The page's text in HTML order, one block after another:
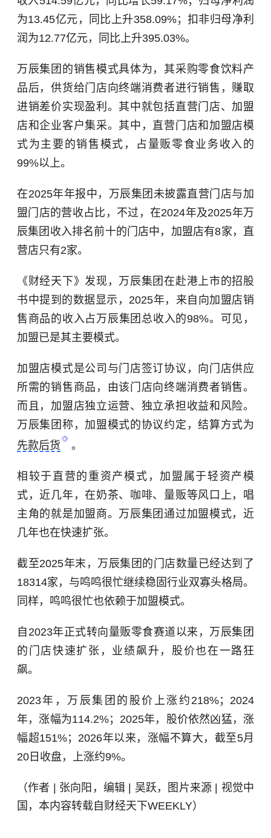
为13.45亿元，同比上升358.09%；扣非归母净利
润为12.77亿元，同比上升395.03%。
万辰集团的销售模式具体为，其采购零食饮料产
品后，供货给门店向终端消费者进行销售，赚取
进销差价实现盈利。其中就包括直营门店、加盟
店和企业客户集采。其中，直营门店和加盟店模
式为主要的销售模式，占量贩零食业务收入的
99%以上。
在2025年年报中，万辰集团未披露直营门店与加
盟门店的营收占比，不过，在2024年及2025年万
辰集团收入排名前十的门店中，加盟店有8家，直
营店只有2家。
《财经天下》发现，万辰集团在赴港上市的招股
书中提到的数据显示，2025年，来自向加盟店销
售商品的收入占万辰集团总收入的98%。可见，
加盟已是其主要模式。
加盟店模式是公司与门店签订协议，向门店供应
所需的销售商品，由该门店向终端消费者销售。
而且，加盟店独立运营、独立承担收益和风险。
万辰集团称，加盟模式的协议约定，结算方式为
先款后货
。
相较于直营的重资产模式，加盟属于轻资产模
式，近几年，在奶茶、咖啡、量贩等风口上，唱
主角的就是加盟商。万辰集团通过加盟模式，近
几年也在快速扩张。
截至2025年末，万辰集团的门店数量已经达到了
18314家，与鸣鸣很忙继续稳固行业双寡头格局。
同样，鸣鸣很忙也依赖于加盟模式。
自2023年正式转向量贩零食赛道以来，万辰集团
的门店快速扩张，业绩飙升，股价也在一路狂
飙。
2023年，万辰集团的股价上涨约218%；2024
年，涨幅为114.2%；2025年，股价依然凶猛，涨
幅超151%；2026年以来，涨幅不算大，截至5月
20日收盘，上涨约9%。
（作者 | 张向阳，编辑 | 吴跃，图片来源 | 视觉中
国，本内容转载自财经天下WEEKLY）